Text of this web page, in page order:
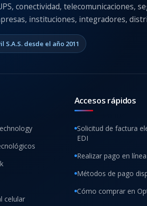
conectividad, telecomunicaciones,
instituciones, integradores,
S.A.S. desde el año 2011
celular
Accesos rápidos
Solicitud de factura
EDI
Realizar pago en
Métodos de pago
Cómo comprar en